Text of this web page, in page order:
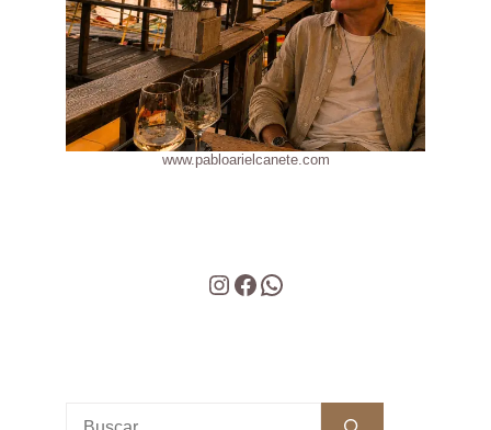
www.pabloarielcanete.com
Instagram
Facebook
WhatsApp